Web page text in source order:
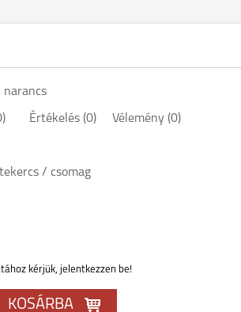
narancs
Értékelés (0) Vélemény (0)
/ csomag
kérjük, jelentkezzen be!